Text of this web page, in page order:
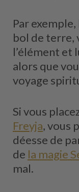
Par
bol de terre,
l’élément et
alors que
voyage
Si vous
Freyja, vous
déesse de
de la magie
mal.